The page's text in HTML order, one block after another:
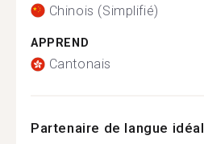
Chinois (Simplifié)
APPREND
Cantonais
Partenaire de langue idéal